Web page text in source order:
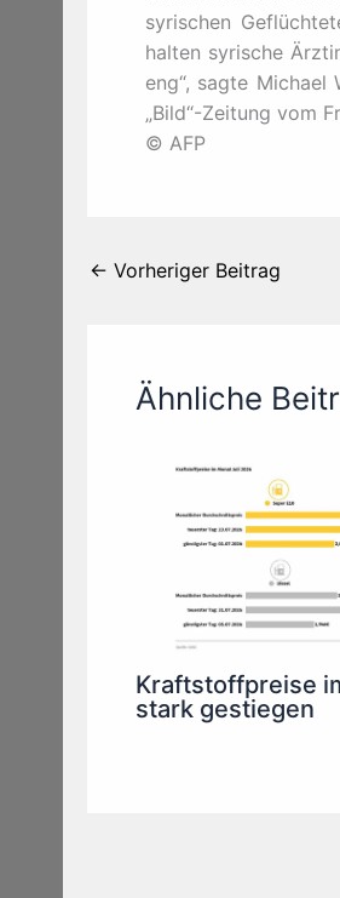
syrischen
halten syrische
eng“, sagte Michael
„Bild“-Zeitung vom
© AFP
← Vorheriger Beitrag
Ähnliche
Kraftstoffpreise
stark gestiegen